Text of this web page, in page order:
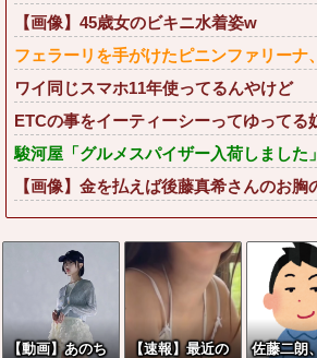
【画像】45歳女のビキニ水着姿w
フェラーリを手がけたピニンファリーナ
ワイ同じスマホ11年使ってるんやけど
ETCの事をイーティーシーってゆってる
駿河屋「グルメスパイザー入荷しました
【画像】金を払えば後藤真希さんのお胸
【動画】あのち
【速報】最近の
佐藤二朗